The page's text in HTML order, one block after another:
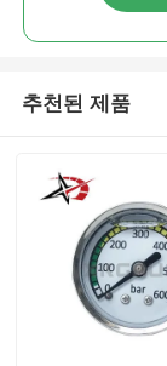
추천된 제품